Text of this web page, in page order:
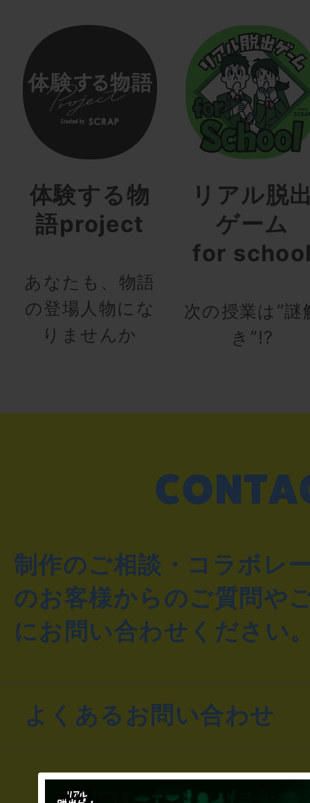
体験する物
語project
あなたも、物語
の登場人物にな
りませんか
リアル脱
ゲーム
for
次の授業は“謎
き”!?
制作のご相談・コラボレ
のお客様からのご質問や
にお問い合わせください
よくあるお問い合わせ